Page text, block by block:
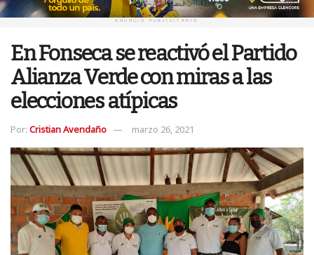
ANUNCIO PUBLICITARIO
En Fonseca se reactivó el Partido
Alianza Verde con miras a las
elecciones atípicas
Por: Cristian Avendaño marzo 26, 2021